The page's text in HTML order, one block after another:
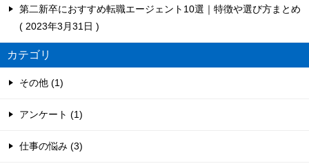
第二新卒におすすめ転職エージェント10選｜特徴や選び方まとめ
2023年3月31日
カテゴリ
その他 (1)
アンケート (1)
仕事の悩み (3)